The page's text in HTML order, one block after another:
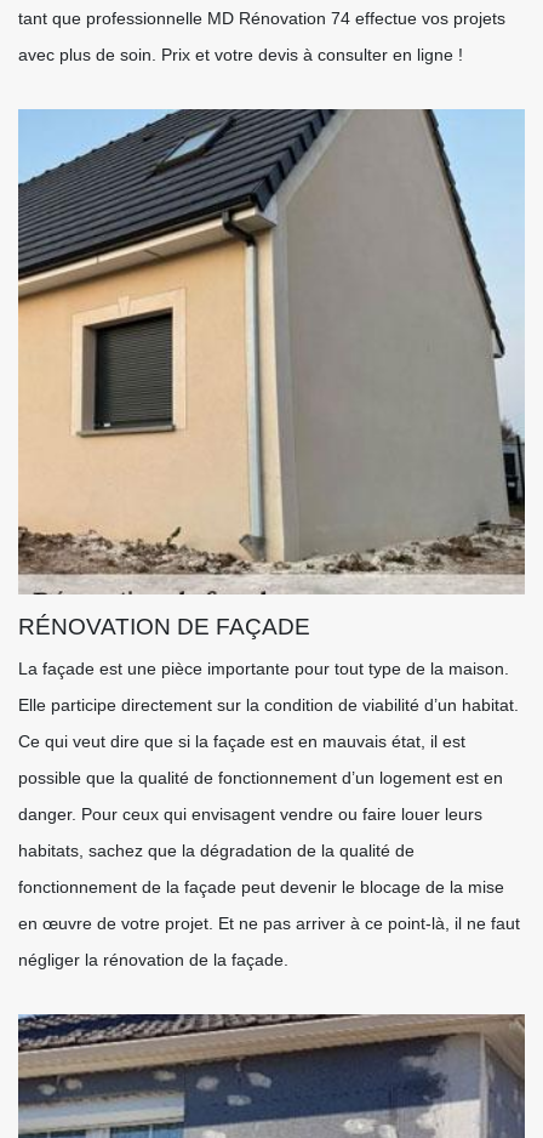
tant que professionnelle MD Rénovation 74 effectue vos projets
avec plus de soin. Prix et votre devis à consulter en ligne !
RÉNOVATION DE FAÇADE
La façade est une pièce importante pour tout type de la maison.
Elle participe directement sur la condition de viabilité d’un habitat.
Ce qui veut dire que si la façade est en mauvais état, il est
possible que la qualité de fonctionnement d’un logement est en
danger. Pour ceux qui envisagent vendre ou faire louer leurs
habitats, sachez que la dégradation de la qualité de
fonctionnement de la façade peut devenir le blocage de la mise
en œuvre de votre projet. Et ne pas arriver à ce point-là, il ne faut
négliger la rénovation de la façade.